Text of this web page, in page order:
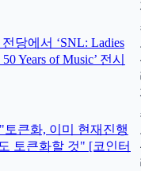
당에서 ‘SNL: Ladies
Years of Music’ 전시
큰화, 이미 현재진행
토큰화할 것" [코인터